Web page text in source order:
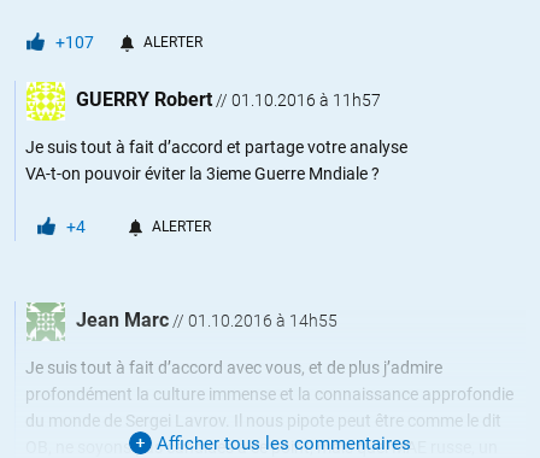
+107 ALERTER
GUERRY Robert // 01.10.2016 à 11h57
Je suis tout à fait d’accord et partage votre analyse
VA-t-on pouvoir éviter la 3ieme Guerre Mndiale ?
+4 ALERTER
Jean Marc // 01.10.2016 à 14h55
Je suis tout à fait d’accord avec vous, et de plus j’admire
profondément la culture immense et la connaissance approfondie
du monde de Sergei Lavrov. Il nous pipote peut être comme le dit
OB, ne soyons pas candides à ce point, mais quel MAE russe, un
Afficher tous les commentaires